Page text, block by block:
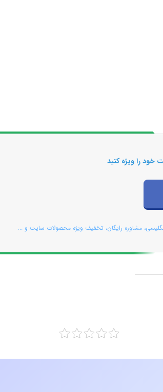
خود را ویژه کنید
مشاوره رایگان، تخفیف ویژه محصولات سایت و ...